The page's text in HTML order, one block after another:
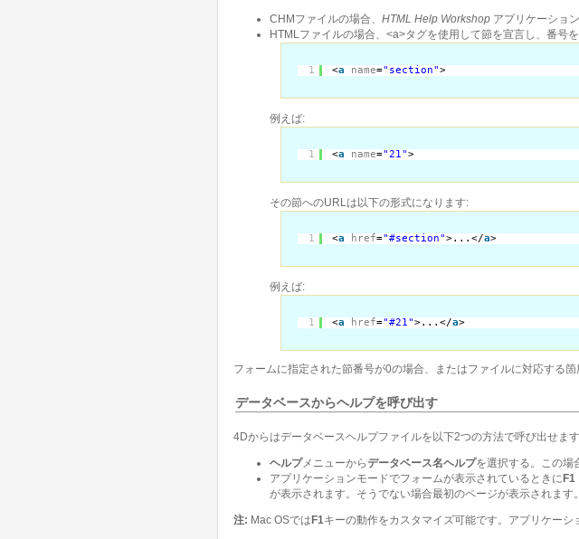
CHMファイルの場合、 HTML Help Workshop アプリケーショ
HTMLファイルの場合、<a>タグを使用して節を宣言し、番号を
1 <a name="section">
例えば:
1 <a name="21">
その節へのURLは以下の形式になります:
1 <a href="#section">...</a>
例えば:
1 <a href="#21">...</a>
フォームに指定された節番号が0の場合、またはファイルに対応する
データベースからヘルプを呼び出す
4Dからはデータベースヘルプファイルを以下2つの方法で呼び出せま
ヘルプメニューからデータベース名ヘルプを選択する。この場
アプリケーションモードでフォームが表示されているときに F1
が表示されます。そうでない場合最初のページが表示されます。
注: Mac OSでは F1キーの動作をカスタマイズ可能です。アプリケーシ